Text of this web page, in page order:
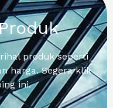
produk seperti
harga. Segera klik
ini.